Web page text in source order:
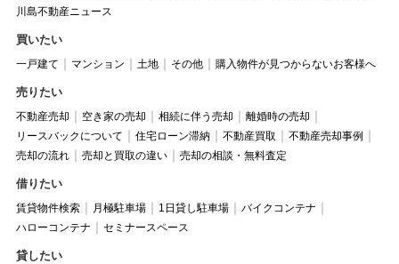
川島不動産ニュース
買いたい
一戸建て マンション 土地 その他 購入物件が見つからないお客様へ
売りたい
不動産売却 空き家の売却 相続に伴う売却
離婚時の売却
リースバックについて
住宅ローン滞納 不動産買取
不動産売却事例
売却の流れ
売却と買取の違い 売却の相談・無料査定
借りたい
賃貸物件検索 月極駐車場 1日貸し駐車場
バイクコンテナ
ハローコンテナ
セミナースペース
貸したい